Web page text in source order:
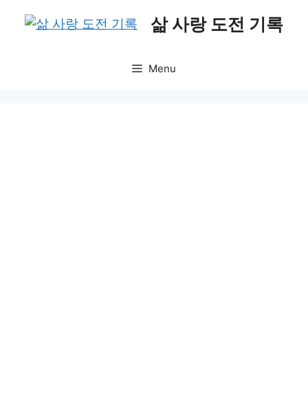
삶 사랑 도전 기록
Menu